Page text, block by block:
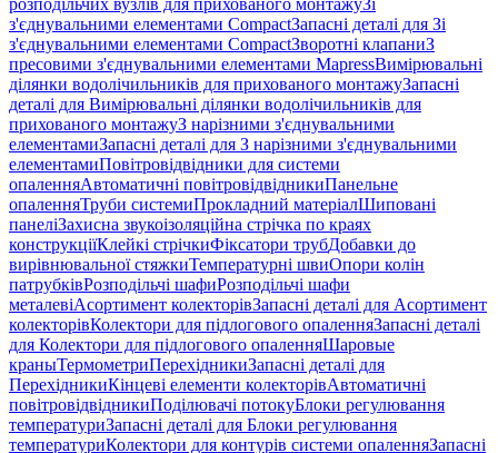
розподільчих вузлів для прихованого монтажуЗі
з'єднувальними елементами CompactЗапасні деталі для Зі
з'єднувальними елементами CompactЗворотні клапаниЗ
пресовими з'єднувальними елементами MapressВимірювальні
ділянки водолічильників для прихованого монтажуЗапасні
деталі для Вимірювальні ділянки водолічильників для
прихованого монтажуЗ нарізними з'єднувальними
елементамиЗапасні деталі для З нарізними з'єднувальними
елементамиПовітровідвідники для системи
опаленняАвтоматичні повітровідвідникиПанельне
опаленняТруби системиПрокладний матеріалШиповані
панеліЗахисна звукоізоляційна стрічка по краях
конструкціїКлейкі стрічкиФіксатори трубДобавки до
вирівнювальної стяжкиТемпературні швиОпори колін
патрубківРозподільчі шафиРозподільчі шафи
металевіАсортимент колекторівЗапасні деталі для Асортимент
колекторівКолектори для підлогового опаленняЗапасні деталі
для Колектори для підлогового опаленняШаровые
краныТермометриПерехідникиЗапасні деталі для
ПерехідникиКінцеві елементи колекторівАвтоматичні
повітровідвідникиПоділювачі потокуБлоки регулювання
температуриЗапасні деталі для Блоки регулювання
температуриКолектори для контурів системи опаленняЗапасні